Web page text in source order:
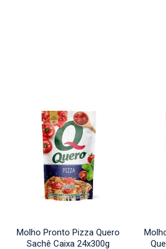
Molho Pronto Pizza Quero
Sachê Caixa 24x300g